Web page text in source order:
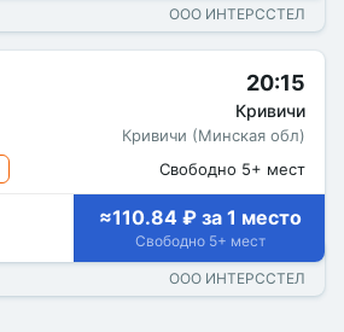
ООО ИНТЕРССТЕЛ
20:15
Кривичи
Кривичи (Минская обл)
Свободно 5+ мест
≈110.84 ₽ за 1 место
Свободно 5+ мест
ООО ИНТЕРССТЕЛ